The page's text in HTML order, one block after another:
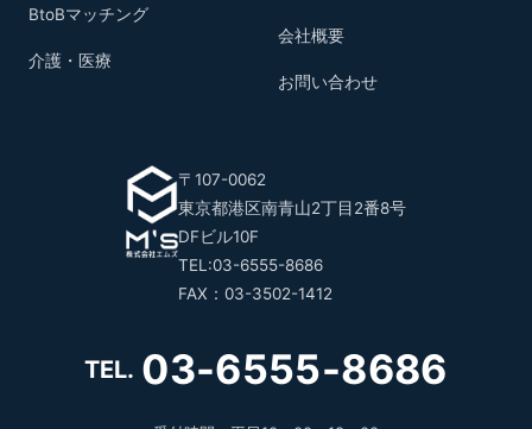
BtoBマッチング
介護・医療
会社概要
お問い合わせ
〒107-0062
東京都港区南青山2丁目2番8号
DFビル10F
TEL:03-6555-8686
FAX：03-3502-1412
TEL. 03-6555-8686